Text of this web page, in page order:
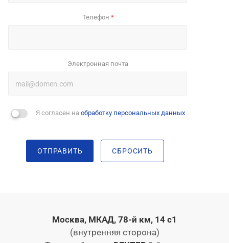
Телефон *
Электронная почта
Я согласен на обработку персональных данных
ОТПРАВИТЬ СБРОСИТЬ
Москва, МКАД, 78-й км, 14 с1
(внутренняя сторона)